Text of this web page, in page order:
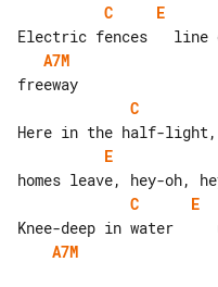
C
E
A7M
C
E
C
E
A7M